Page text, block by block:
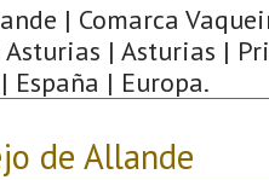
| Comarca
| Asturias |
España | Europa.
de Allande